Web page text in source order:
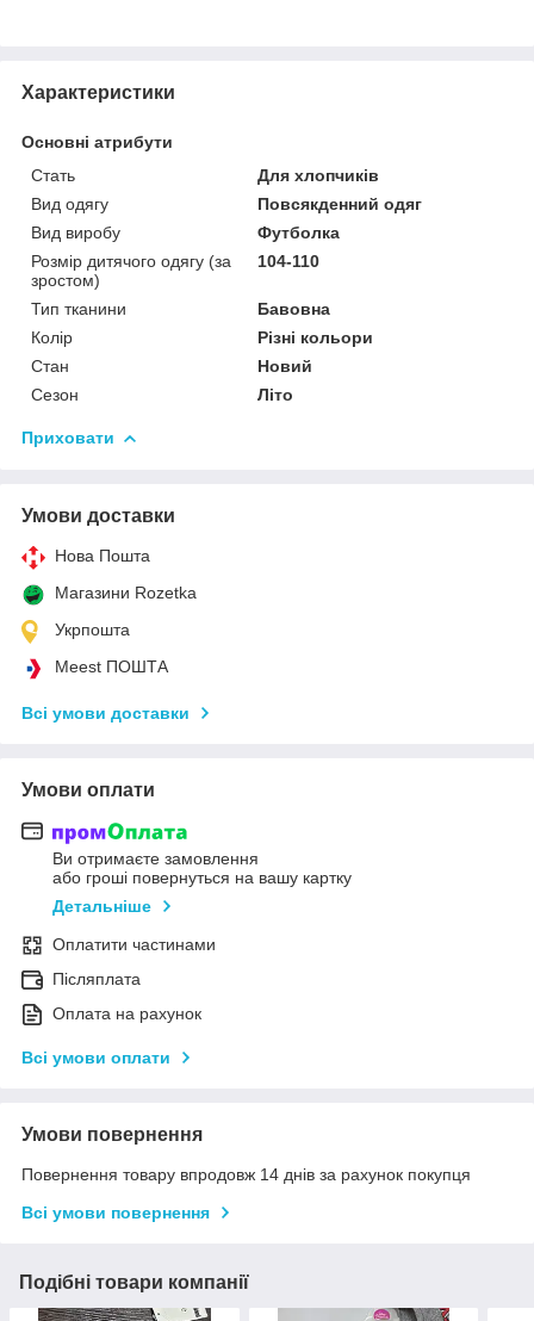
Характеристики
Основні атрибути
Стать
Для хлопчиків
Вид одягу
Повсякденний одяг
Вид виробу
Футболка
Розмір дитячого одягу (за
зростом)
104-110
Тип тканини
Бавовна
Колір
Різні кольори
Стан
Новий
Сезон
Літо
Приховати
Умови доставки
Нова Пошта
Магазини Rozetka
Укрпошта
Meest ПОШТА
Всі умови доставки
Умови оплати
Ви отримаєте замовлення
або гроші повернуться на вашу картку
Детальніше
Оплатити частинами
Післяплата
Оплата на рахунок
Всі умови оплати
Умови повернення
Повернення товару впродовж 14 днів за рахунок покупця
Всі умови повернення
Подібні товари компанії